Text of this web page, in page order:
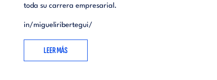
toda su carrera empresarial.
in/migueliribertegui/
LEER MÁS